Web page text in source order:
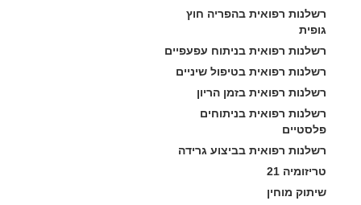
רשלנות רפואית בהפריה חוץ
גופית
רשלנות רפואית בניתוח עפעפיים
רשלנות רפואית בטיפול שיניים
רשלנות רפואית בזמן הריון
רשלנות רפואית בניתוחים
פלסטיים
רשלנות רפואית בביצוע גרידה
טריזומיה 21
שיתוק מוחין